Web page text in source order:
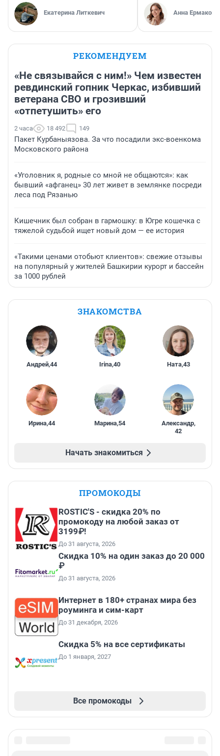
Екатерина Литкевич Анна Ермакова
РЕКОМЕНДУЕМ
«Не связывайся с ним!» Чем известен
ревдинский гопник Черкас, избивший
ветерана СВО и грозивший
«отпетушить» его
2 часа 18 492 149
Пакет Курбаныязова. За что посадили экс-военкома
Московского района
«Уголовник я, родные со мной не общаются»: как
бывший «афганец» 30 лет живет в землянке посреди
леса под Рязанью
Кишечник был собран в гармошку: в Югре кошечка с
тяжелой судьбой ищет новый дом — ее история
«Такими ценами отобьют клиентов»: свежие отзывы
на популярный у жителей Башкирии курорт и бассейн
за 1000 рублей
ЗНАКОМСТВА
Андрей,44 Irina,40 Ната,43
Ирина,44 Марина,54 Александр,
42
Начать знакомиться
ПРОМОКОДЫ
ROSTIC'S - скидка 20% по
промокоду на любой заказ от
3199₽!
До 31 августа, 2026
Скидка 10% на один заказ до 20 000
₽
До 31 августа, 2026
Интернет в 180+ странах мира без
роуминга и сим-карт
До 31 декабря, 2026
Скидка 5% на все сертификаты
До 1 января, 2027
Все промокоды